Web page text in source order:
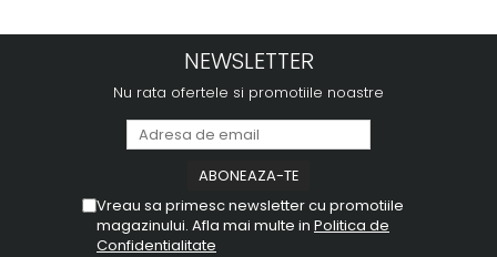
NEWSLETTER
Nu rata ofertele si promotiile noastre
Vreau sa primesc newsletter cu promotiile
magazinului. Afla mai multe in Politica de
Confidentialitate